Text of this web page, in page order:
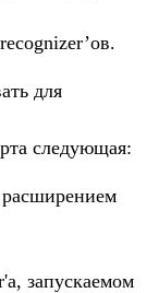
для
следующая:
запускаемом